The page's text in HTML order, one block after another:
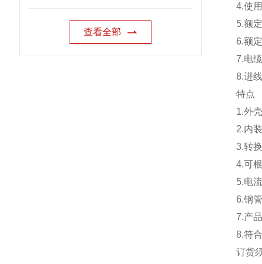
查看全部
4.使
5.额
6.额
7.电
8.进
特点
1.外
2.内
3.转
4.可
5.电
6.钢
7.产
8.符
订货